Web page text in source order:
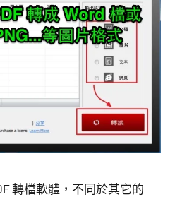
轉檔軟體，不同於其它的